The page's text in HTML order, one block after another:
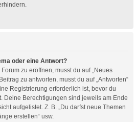
oder eine Antwort?
zu eröffnen, musst du auf „Neues
zu antworten, musst du auf „Antworten“
Registrierung erforderlich ist, bevor du
Deine Berechtigungen sind jeweils am Ende
aufgelistet. Z. B. „Du darfst neue Themen
erstellen“ usw.